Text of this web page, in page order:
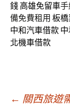
錢 高雄免留車
備免費租用 板
中和汽車借款
北機車借款
← 關西旅遊